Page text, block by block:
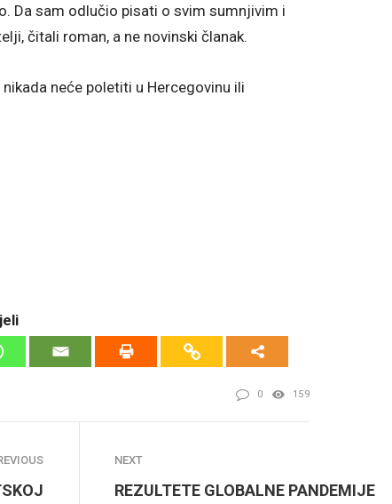
Da sam odlučio pisati o svim sumnjivim i
čitali roman, a ne novinski članak.
neće poletiti u Hercegovinu ili
0 159
NEXT
REZULTETE GLOBALNE PANDEMIJE